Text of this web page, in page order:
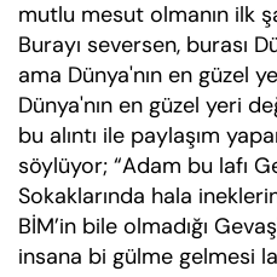
mutlu mesut olmanın ilk
Burayı seversen, burası
ama Dünya'nın en güzel
Dünya'nın en güzel yeri
bu alıntı ile paylaşım
söylüyor; “Adam bu lafı
Sokaklarında hala
BİM’in bile olmadığı
insana bi gülme gelmesi